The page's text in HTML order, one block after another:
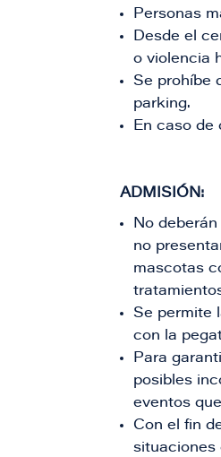
Personas
Desde el
o violencia
Se prohíbe
parking.
En caso de
ADMISIÓN:
No
no
mascotas
Se permite
con la
Para
posibles
eventos
Con el fin
situaciones